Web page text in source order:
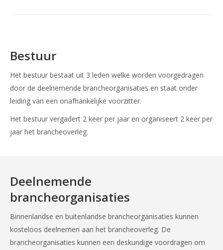
Bestuur
Het bestuur bestaat uit 3 leden welke worden voorgedragen
door de deelnemende brancheorganisaties en staat onder
leiding van een onafhankelijke voorzitter.
Het bestuur vergadert 2 keer per jaar en organiseert 2 keer per
jaar het brancheoverleg.
Deelnemende
brancheorganisaties
Binnenlandse en buitenlandse brancheorganisaties kunnen
kosteloos deelnemen aan het brancheoverleg. De
brancheorganisaties kunnen een deskundige voordragen om